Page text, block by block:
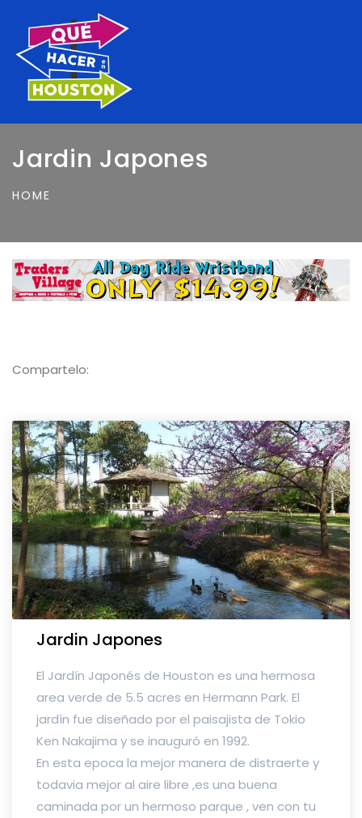
Jardin Japones
HOME
Compartelo:
Jardin Japones
El Jardín Japonés de Houston es una hermosa
area verde de 5.5 acres en Hermann Park. El
jardín fue diseñado por el paisajista de Tokio
Ken Nakajima y se inauguró en 1992.
En esta epoca la mejor manera de distraerte y
todavia mejor al aire libre ,es una buena
caminada por un hermoso parque , ven con tu